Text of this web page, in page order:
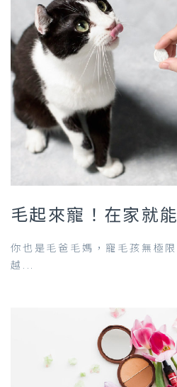
毛起來寵！在家就
你也是毛爸毛媽，寵毛孩無極
越...